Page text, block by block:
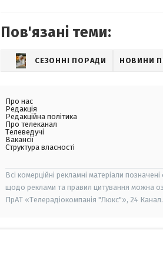
Пов'язані теми:
СЕЗОННІ ПОРАДИ НОВИНИ
Про нас
Редакція
Редакційна політика
Про телеканал
Телеведучі
Вакансії
Структура власності
Всі комерційні рекламні матеріали
щодо реклами та правил цитування можна
ПрАТ «Телерадіокомпанія "Люкс"», 24 Канал.